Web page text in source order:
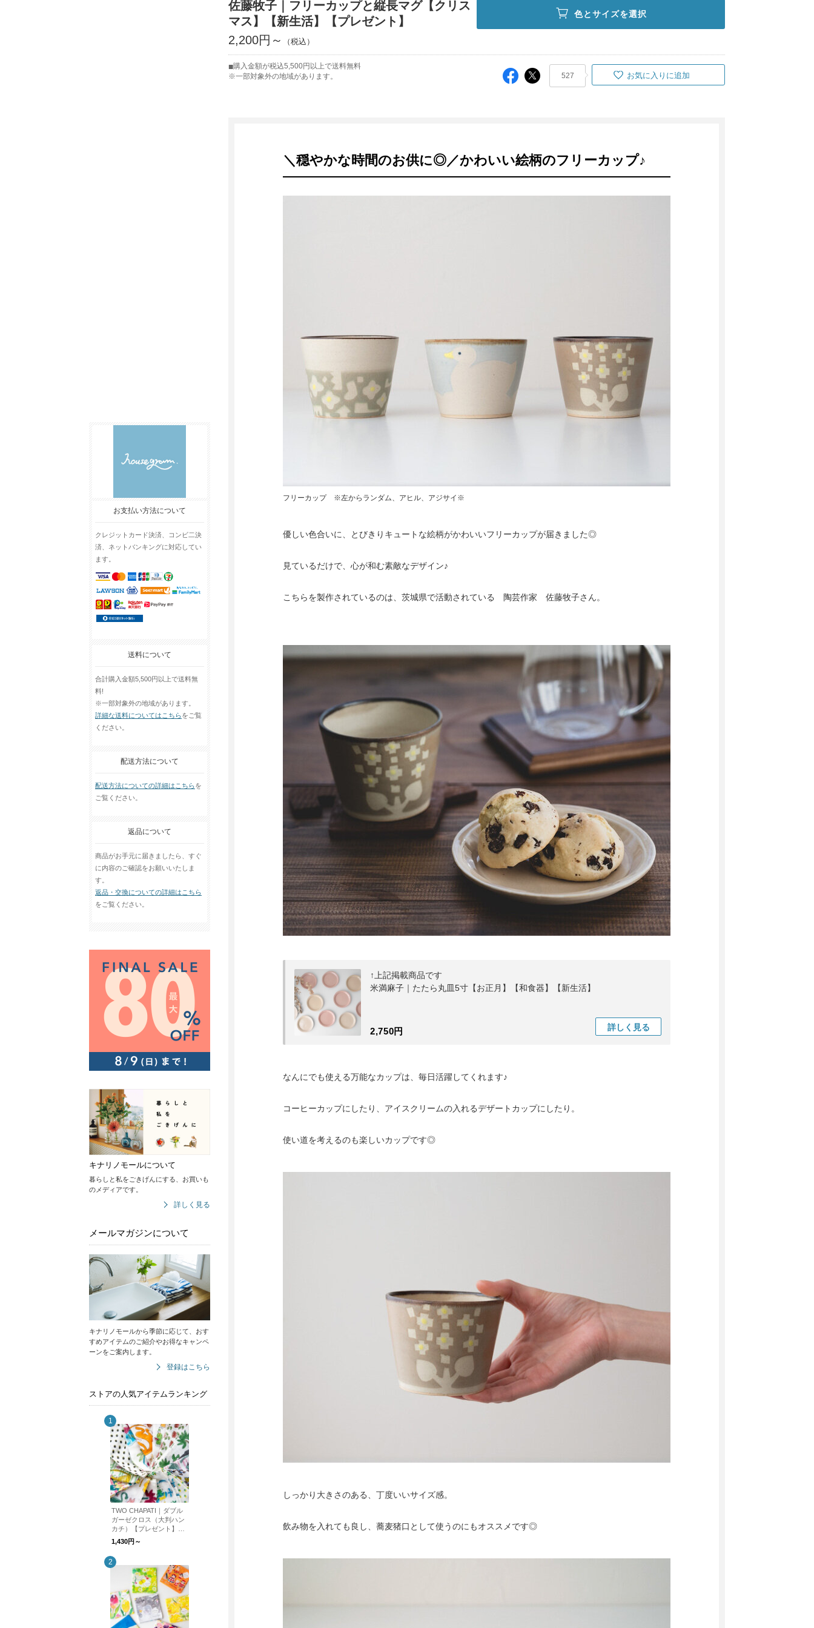
お支払い方法について
クレジットカード決済、コンビ二決
済、ネットバンキングに対応してい
ます。
送料について
合計購入金額5,500円以上で送料無
料!
※一部対象外の地域があります。
詳細な送料についてはこちらをご覧
ください。
配送方法について
配送方法についての詳細はこちらを
ご覧ください。
返品について
商品がお手元に届きましたら、すぐ
に内容のご確認をお願いいたしま
す。
返品・交換についての詳細はこちら
をご覧ください。
キナリノモールについて
暮らしと私をごきげんにする、お買いも
のメディアです。
詳しく見る
メールマガジンについて
キナリノモールから季節に応じて、おす
すめアイテムのご紹介やお得なキャンペ
ーンをご案内します。
登録はこちら
ストアの人気アイテムランキング
TWO CHAPATI｜ダブル
ガーゼクロス（大判ハン
カチ）【プレゼント】
【バレンタイン】【新生
活】
1,430円～
佐藤牧子｜フリーカップと縦長マグ【クリス
マス】【新生活】【プレゼント】
2,200円～
色とサイズを選択
購入金額が税込5,500円以上で送料無料
※一部対象外の地域があります。
527 お気に入りに追加
＼穏やかな時間のお供に◎／かわいい絵柄のフリーカップ♪
フリーカップ ※左からランダム、アヒル、アジサイ※
優しい色合いに、とびきりキュートな絵柄がかわいいフリーカップが届きました◎
見ているだけで、心が和む素敵なデザイン♪
こちらを製作されているのは、茨城県で活動されている 陶芸作家 佐藤牧子さん。
↑上記掲載商品です
米満麻子｜たたら丸皿5寸【お正月】【和食器】【新生活】
2,750円 詳しく 見る
なんにでも使える万能なカップは、毎日活躍してくれます♪
コーヒーカップにしたり、アイスクリームの入れるデザートカップにしたり。
使い道を考えるのも楽しいカップです◎
しっかり大きさのある、丁度いいサイズ感。
飲み物を入れても良し、蕎麦猪口として使うのにもオススメです◎